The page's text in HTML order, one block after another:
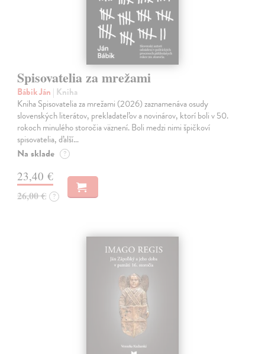
Spisovatelia za mrežami
Bábik Ján | Kniha
Kniha Spisovatelia za mrežami (2026) zaznamenáva osudy
slovenských literátov, prekladateľov a novinárov, ktorí boli v 50.
rokoch minulého storočia väznení. Boli medzi nimi špičkoví
spisovatelia, ďalší…
Na sklade ?
23,40 €
26,00 € ?